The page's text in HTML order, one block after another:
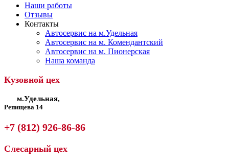
Наши работы
Отзывы
Контакты
Автосервис на м.Удельная
Автосервис на м. Комендантский
Автосервис на м. Пионерская
Наша команда
Кузовной цех
м.Удельная,
Репищева 14
+7 (812) 926-86-86
Слесарный цех